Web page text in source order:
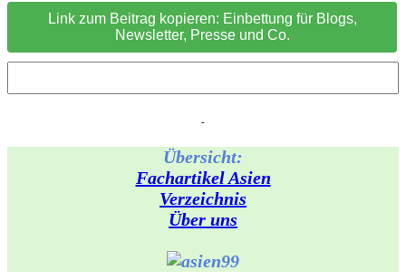
Link zum Beitrag kopieren: Einbettung für Blogs,
Newsletter, Presse und Co.
-
Übersicht:
Fachartikel Asien
Verzeichnis
Über uns